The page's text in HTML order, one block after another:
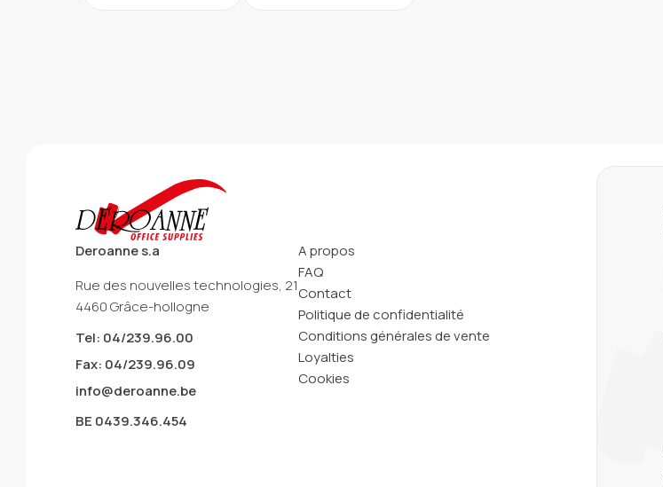
Deroanne s.a
Rue des nouvelles technologies, 21
4460 Grâce-hollogne
Tel: 04/239.96.00
Fax: 04/239.96.09
info@deroanne.be
BE 0439.346.454
A propos
FAQ
Contact
Politique de confidentialité
Conditions générales de vente
Loyalties
Cookies